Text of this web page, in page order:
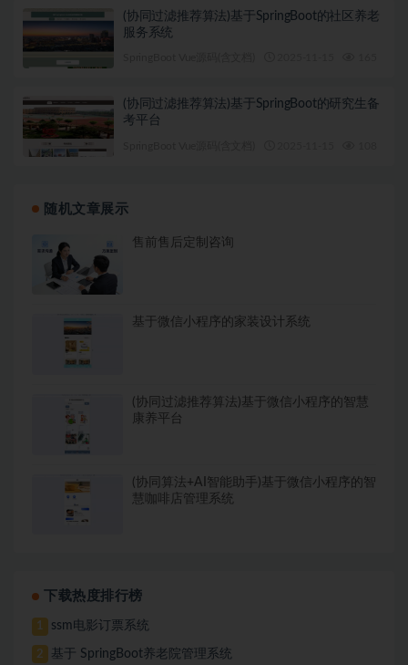
(协同过滤推荐算法)基于SpringBoot的社区养老
服务系统
(协同过滤推荐算法)基于SpringBoot的研究生备
考平台
随机文章展示
售前售后定制咨询
基于微信小程序的家装设计系统
(协同过滤推荐算法)基于微信小程序的智慧
康养平台
(协同算法+AI智能助手)基于微信小程序的智
慧咖啡店管理系统
下载热度排行榜
1 ssm电影订票系统
2 基于 SpringBoot养老院管理系统